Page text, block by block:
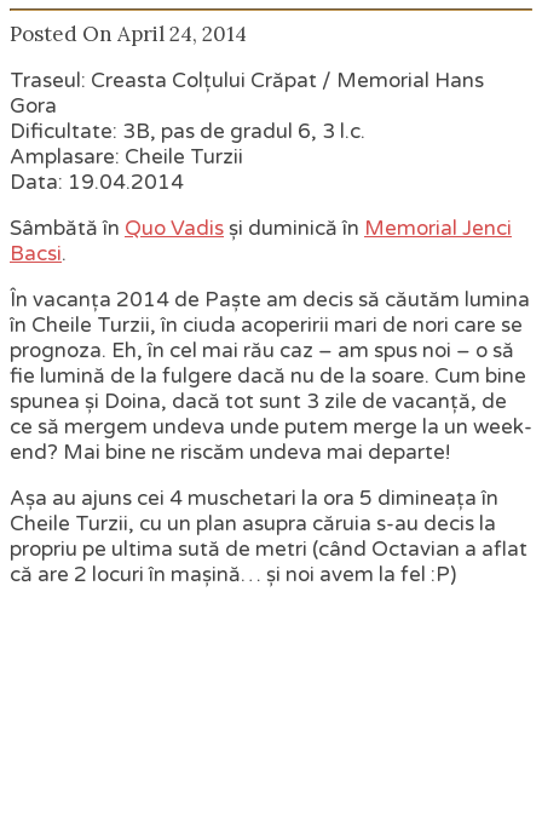
Posted On April 24, 2014
Traseul: Creasta Colțului Crăpat / Memorial Hans
Gora
Dificultate: 3B, pas de gradul 6, 3 l.c.
Amplasare: Cheile Turzii
Data: 19.04.2014
Sâmbătă în Quo Vadis și duminică în Memorial Jenci
Bacsi.
În vacanța 2014 de Paște am decis să căutăm lumina
în Cheile Turzii, în ciuda acoperirii mari de nori care se
prognoza. Eh, în cel mai rău caz – am spus noi – o să
fie lumină de la fulgere dacă nu de la soare. Cum bine
spunea și Doina, dacă tot sunt 3 zile de vacanță, de
ce să mergem undeva unde putem merge la un week-
end? Mai bine ne riscăm undeva mai departe!
Așa au ajuns cei 4 muschetari la ora 5 dimineața în
Cheile Turzii, cu un plan asupra căruia s-au decis la
propriu pe ultima sută de metri (când Octavian a aflat
că are 2 locuri în mașină… și noi avem la fel :P)